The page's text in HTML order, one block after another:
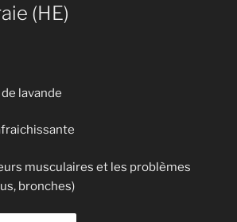
(HE)
lavande
musculaires et les problèmes
bronches)